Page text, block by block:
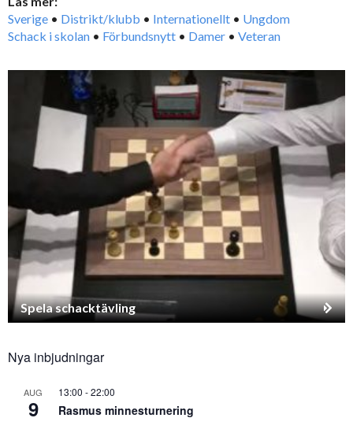
Sverige • Distrikt/klubb • Internationellt • Ungdom
Schack i skolan • Förbundsnytt • Damer • Veteran
Spela schacktävling
Nya inbjudningar
AUG
9
13:00 -22:00
Rasmus minnesturnering